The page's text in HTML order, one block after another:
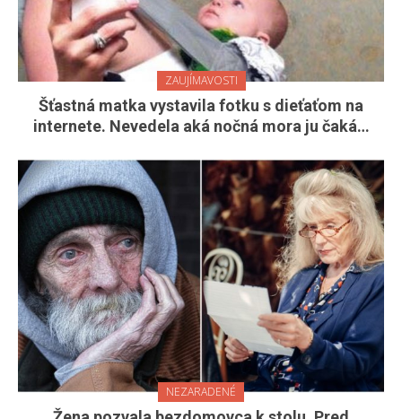
ZAUJÍMAVOSTI
Šťastná matka vystavila fotku s dieťaťom na
internete. Nevedela aká nočná mora ju čaká…
NEZARADENÉ